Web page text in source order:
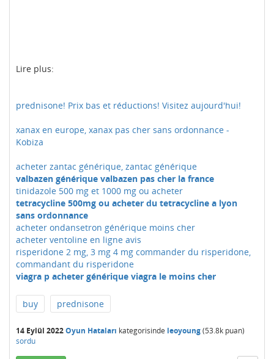
Lire plus:
prednisone! Prix bas et réductions! Visitez aujourd'hui!
xanax en europe, xanax pas cher sans ordonnance -
Kobiza
acheter zantac générique, zantac générique
valbazen générique valbazen pas cher la france
tinidazole 500 mg et 1000 mg ou acheter
tetracycline 500mg ou acheter du tetracycline a lyon
sans ordonnance
acheter ondansetron générique moins cher
acheter ventoline en ligne avis
risperidone 2 mg, 3 mg 4 mg commander du risperidone,
commandant du risperidone
viagra p acheter générique viagra le moins cher
buy prednisone
14 Eylül 2022Oyun Hataları kategorisinde leoyoung(53.8k puan)
sordu